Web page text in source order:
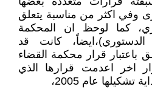
وفي اكثر من مناسبة يتعلق
كما لوحظ ان المحكمة
الدستوري)،ايضاً، كانت قد
باعتبار قرار محكمة القضاء
اخر اعدمت قرارها الذي
عام 2005،